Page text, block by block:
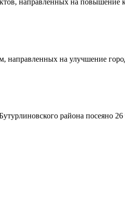
направленных на повышение
направленных на улучшение
района посеяно